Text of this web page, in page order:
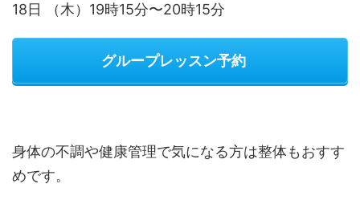
18日 （木）19時15分〜20時15分
グループレッスン予約
身体の不調や健康管理で気になる方は整体もおすす
めです。